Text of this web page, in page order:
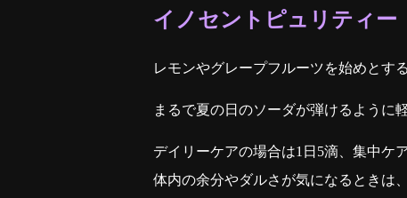
イノセントピュリティー
レモンやグレープフルーツを始めとす
まるで夏の日のソーダが弾けるように
デイリーケアの場合は1日5滴、集中ケ
体内の余分やダルさが気になるときは、